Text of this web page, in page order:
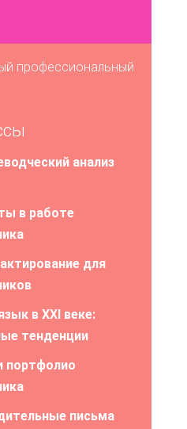
профессиональный
анализ
в работе
для
в XXI веке:
тенденции
портфолио
письма